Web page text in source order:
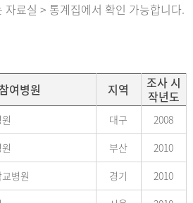
자료실 > 통계집에서 확인 가능합니다.
참여병원 지역
조사 시
작년도
대구
2008
부산
2010
병원
경기
2010